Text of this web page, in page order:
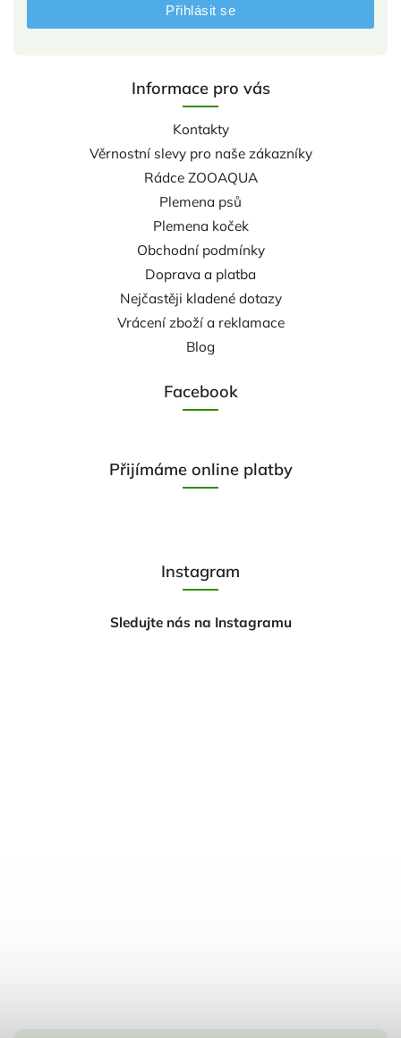
Informace pro vás
Kontakty
Věrnostní slevy pro naše zákazníky
Rádce ZOOAQUA
Plemena psů
Plemena koček
Obchodní podmínky
Doprava a platba
Nejčastěji kladené dotazy
Vrácení zboží a reklamace
Blog
Facebook
Přihlásit se
Přijímáme online platby
Instagram
Sledujte nás na Instagramu